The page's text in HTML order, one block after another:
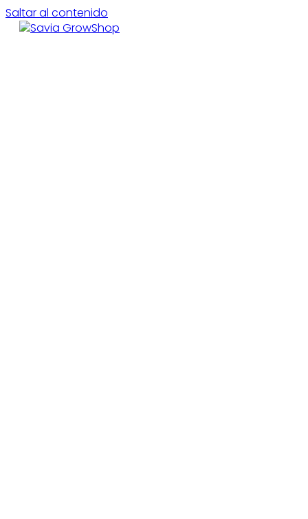
Saltar al contenido